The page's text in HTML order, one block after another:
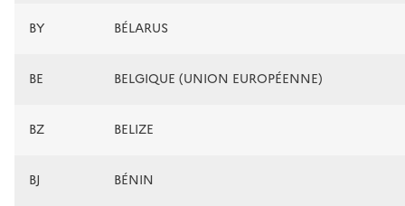
BY BÉLARUS
BE BELGIQUE (UNION EUROPÉENNE)
BZ BELIZE
BJ BÉNIN